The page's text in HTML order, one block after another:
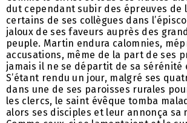
dut cependant subir des épreuves de
certains de ses collègues dans
jaloux de ses faveurs auprès des
peuple. Martin endura calomnies,
accusations, même de la part de ses
jamais il ne se départit de sa sérénité
S’étant rendu un jour, malgré ses
dans une de ses paroisses rurales
les clercs, le saint évêque tomba
alors ses disciples et leur annonça sa